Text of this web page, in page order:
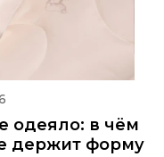
одеяло: в чём
держит форму